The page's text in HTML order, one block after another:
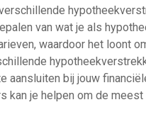
van wat je als
waardoor het loont
aansluiten bij jouw
kan je helpen om de